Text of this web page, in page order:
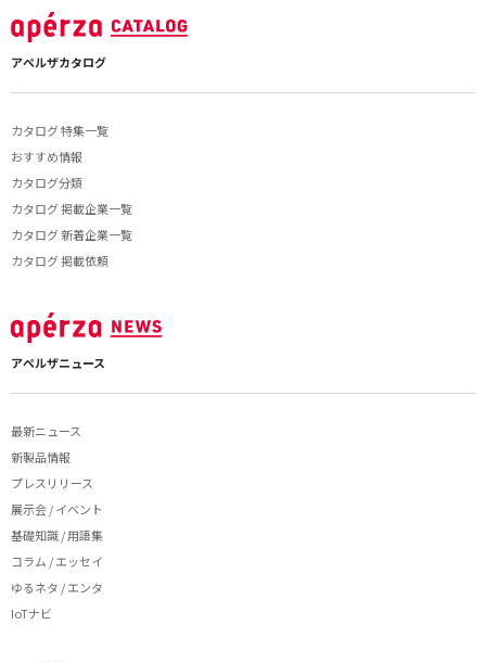
アペルザカタログ
カタログ 特集一覧
おすすめ情報
カタログ分類
カタログ 掲載企業一覧
カタログ 新着企業一覧
カタログ 掲載依頼
アペルザニュース
最新ニュース
新製品情報
プレスリリース
展示会 / イベント
基礎知識 / 用語集
コラム / エッセイ
ゆるネタ / エンタ
IoTナビ